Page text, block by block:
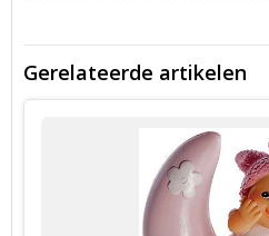
Gerelateerde artikelen